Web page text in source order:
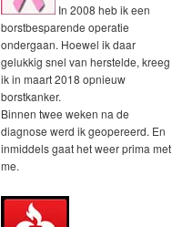
In 2008 heb ik een
borstbesparende operatie
ondergaan. Hoewel ik daar
gelukkig snel van herstelde, kreeg
ik in maart 2018 opnieuw
borstkanker.
Binnen twee weken na de
diagnose werd ik geopereerd. En
inmiddels gaat het weer prima met
me.